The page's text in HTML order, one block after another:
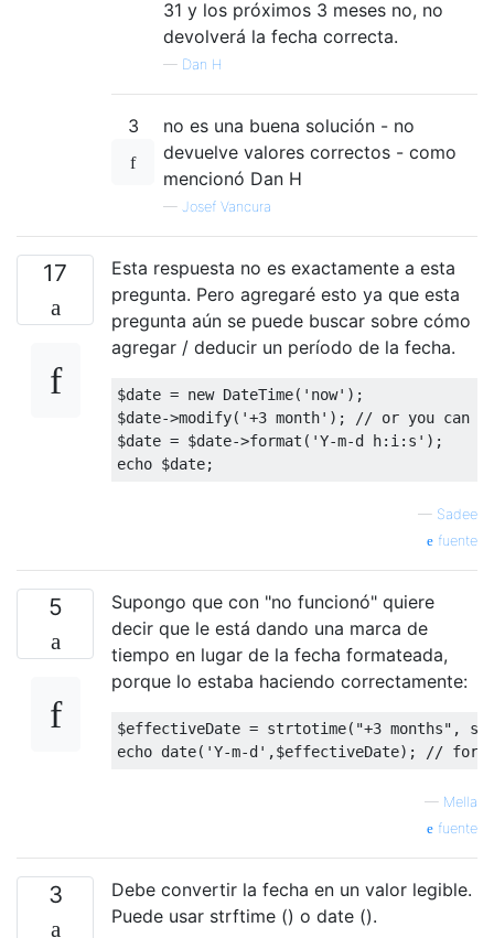
31 y los próximos 3 meses no, no
devolverá la fecha correcta.
— Dan H
3
no es una buena solución - no
devuelve valores correctos - como
mencionó Dan H
— Josef Vancura
17
Esta respuesta no es exactamente a esta
pregunta. Pero agregaré esto ya que esta
pregunta aún se puede buscar sobre cómo
agregar / deducir un período de la fecha.
$date = new DateTime( 'now' );
$date->modify( '+3 month' );
// or you can
$date = $date->format( 'Y-m-d h:i:s'
echo
— Sadee
fuente
5
Supongo que con "no funcionó" quiere
decir que le está dando una marca de
tiempo en lugar de la fecha formateada,
porque lo estaba haciendo correctamente:
$effectiveDate = strtotime( "+3 months" ,
echo date( 'Y-m-d' ,$effectiveDate); //
— Mella
fuente
3
Debe convertir la fecha en un valor legible.
Puede usar strftime () o date ().